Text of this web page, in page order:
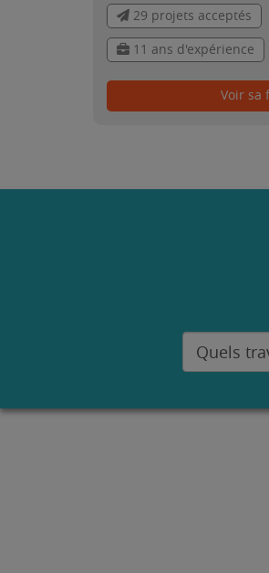
29 projets acceptés
11 ans d'expérience
Voir sa